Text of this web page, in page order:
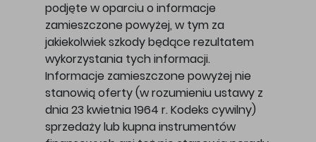
podjęte w oparciu o informacje
zamieszczone powyżej, w tym za
jakiekolwiek szkody będące rezultatem
wykorzystania tych informacji.
Informacje zamieszczone powyżej nie
stanowią oferty (w rozumieniu ustawy z
dnia 23 kwietnia 1964 r. Kodeks cywilny)
sprzedaży lub kupna instrumentów